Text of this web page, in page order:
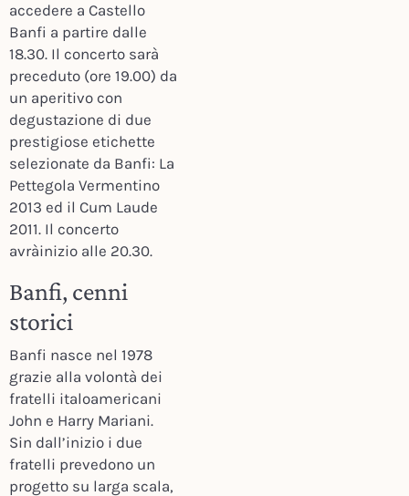
accedere a Castello
Banfi a partire dalle
18.30. Il concerto sarà
preceduto (ore 19.00) da
un aperitivo con
degustazione di due
prestigiose etichette
selezionate da Banfi: La
Pettegola Vermentino
2013 ed il Cum Laude
2011. Il concerto
avràinizio alle 20.30.
Banfi, cenni
storici
Banfi nasce nel 1978
grazie alla volontà dei
fratelli italoamericani
John e Harry Mariani.
Sin dall’inizio i due
fratelli prevedono un
progetto su larga scala,